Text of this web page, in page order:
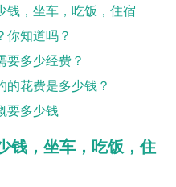
钱，坐车，吃饭，住宿
你知道吗？
要多少经费？
的花费是多少钱？
要多少钱
钱，坐车，吃饭，住